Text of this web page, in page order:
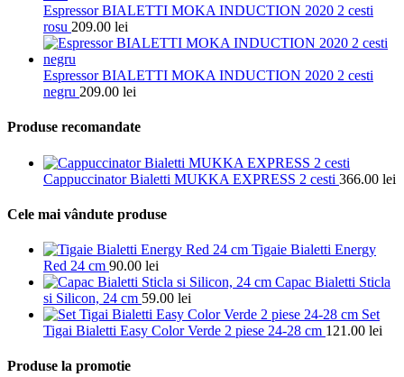
Espressor BIALETTI MOKA INDUCTION 2020 2 cesti
rosu 209.00 lei
Espressor BIALETTI MOKA INDUCTION 2020 2 cesti
negru 209.00 lei
Produse recomandate
Cappuccinator Bialetti MUKKA EXPRESS 2 cesti 366.00 lei
Cele mai vândute produse
Tigaie Bialetti Energy
Red 24 cm 90.00 lei
Capac Bialetti Sticla
si Silicon, 24 cm 59.00 lei
Set
Tigai Bialetti Easy Color Verde 2 piese 24-28 cm 121.00 lei
Produse la promotie